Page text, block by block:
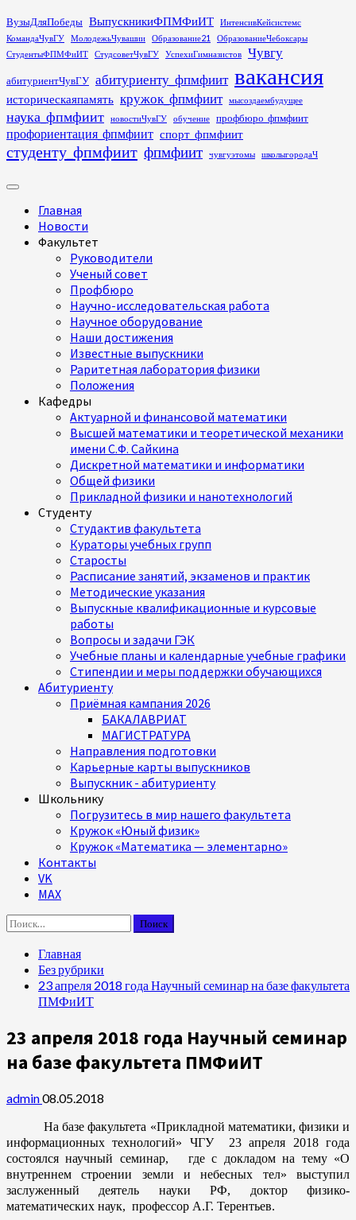
Перейти
к
содержимому
ВузыДляПобеды ВыпускникиФПМФиИТ
ИнтенсивКейсистемс
КомандаЧувГУ
МолодежьЧувашии Образование21
ОбразованиеЧебоксары
СтудентыФПМФиИТ
СтудсоветЧувГУ УспехиГимназистов Чувгу
абитуриентЧувГУ абитуриенту_фпмфиит вакансия
историческаяпамять кружок_фпмфиит мысоздаембудущее
наука_фпмфиит новостиЧувГУ обучение профбюро_фпмфиит
профориентация_фпмфиит спорт_фпмфиит
студенту_фпмфиит фпмфиит чувгуэтомы школыгородаЧ
Основное
Главная
Новости
Факультет
Руководители
Ученый совет
Профбюро
Научно-исследовательская работа
Научное оборудование
Наши достижения
Известные выпускники
Раритетная лаборатория физики
Положения
Кафедры
Актуарной и финансовой математики
Высшей математики и теоретической механики
имени С.Ф. Сайкина
Дискретной математики и информатики
Общей физики
Прикладной физики и нанотехнологий
Студенту
Студактив факультета
Кураторы учебных групп
Старосты
Расписание занятий, экзаменов и практик
Методические указания
Выпускные квалификационные и курсовые
работы
Вопросы и задачи ГЭК
Учебные планы и календарные учебные графики
Стипендии и меры поддержки обучающихся
Абитуриенту
Приёмная кампания 2026
БАКАЛАВРИАТ
МАГИСТРАТУРА
Направления подготовки
Карьерные карты выпускников
Выпускник - абитуриенту
Школьнику
Погрузитесь в мир нашего факультета
Кружок «Юный физик»
Кружок «Математика — элементарно»
Контакты
VK
MAX
Найти:
Главная
Без рубрики
23 апреля 2018 года Научный семинар на базе факультета
ПМФиИТ
23 апреля 2018 года Научный семинар
на базе факультета ПМФиИТ
admin08.05.2018
На базе факультета «Прикладной математики, физики и
информационных технологий» ЧГУ 23 апреля 2018 года
состоялся научный семинар, где с докладом на тему «О
внутреннем строении земли и небесных тел» выступил
заслуженный деятель науки РФ, доктор физико-
математических наук, профессор А.Г. Терентьев.